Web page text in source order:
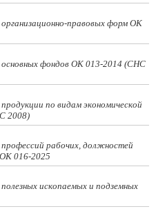
правовых форм ОК
фондов ОК 013-2014 (СНС
по видам экономической
2008)
рабочих, должностей
016-2025
ископаемых и подземных